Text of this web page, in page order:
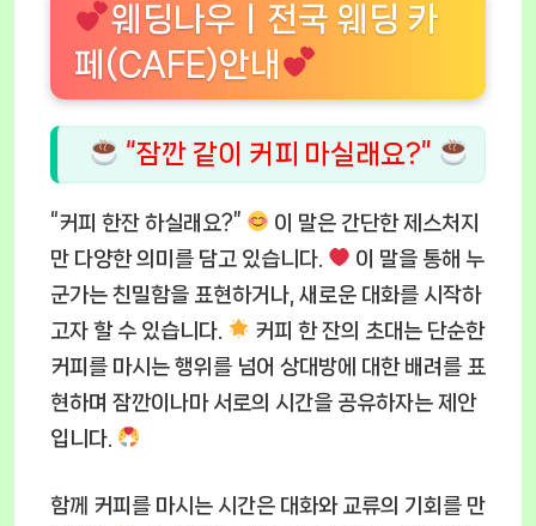
웨딩나우ㅣ전국 웨딩 카
페(CAFE)안내
“잠깐 같이 커피 마실래요?”
“커피 한잔 하실래요?”
이 말은 간단한 제스처지
만 다양한 의미를 담고 있습니다.
이 말을 통해 누
군가는 친밀함을 표현하거나, 새로운 대화를 시작하
고자 할 수 있습니다.
커피 한 잔의 초대는 단순한
커피를 마시는 행위를 넘어 상대방에 대한 배려를 표
현하며 잠깐이나마 서로의 시간을 공유하자는 제안
입니다.
함께 커피를 마시는 시간은 대화와 교류의 기회를 만